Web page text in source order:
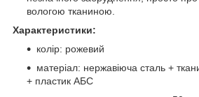
вологою тканиною.
Характеристики:
колір: рожевий
матеріал: нержавіюча сталь +
+ пластик АБС